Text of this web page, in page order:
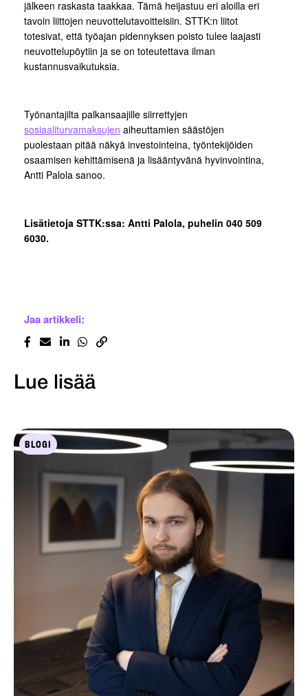
jälkeen raskasta taakkaa. Tämä heijastuu eri aloilla eri
tavoin liittojen neuvottelutavoitteisiin. STTK:n liitot
totesivat, että työajan pidennyksen poisto tulee laajasti
neuvottelupöytiin ja se on toteutettava ilman
kustannusvaikutuksia.
Työnantajilta palkansaajille siirrettyjen
sosiaaliturvamaksujen aiheuttamien säästöjen
puolestaan pitää näkyä investointeina, työntekijöiden
osaamisen kehittämisenä ja lisääntyvänä hyvinvointina,
Antti Palola sanoo.
Lisätietoja STTK:ssa: Antti Palola, puhelin 040 509
6030.
Jaa artikkeli:
Lue lisää
BLOGI